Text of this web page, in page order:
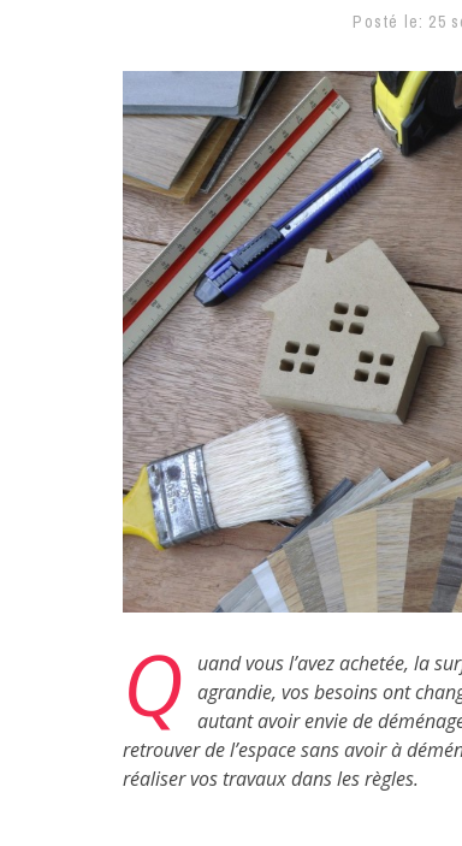
Posté le: 25
Q
uand vous l’avez achetée, la
agrandie, vos besoins ont
autant avoir envie de
retrouver de l’espace sans avoir à
réaliser vos travaux dans les règles.